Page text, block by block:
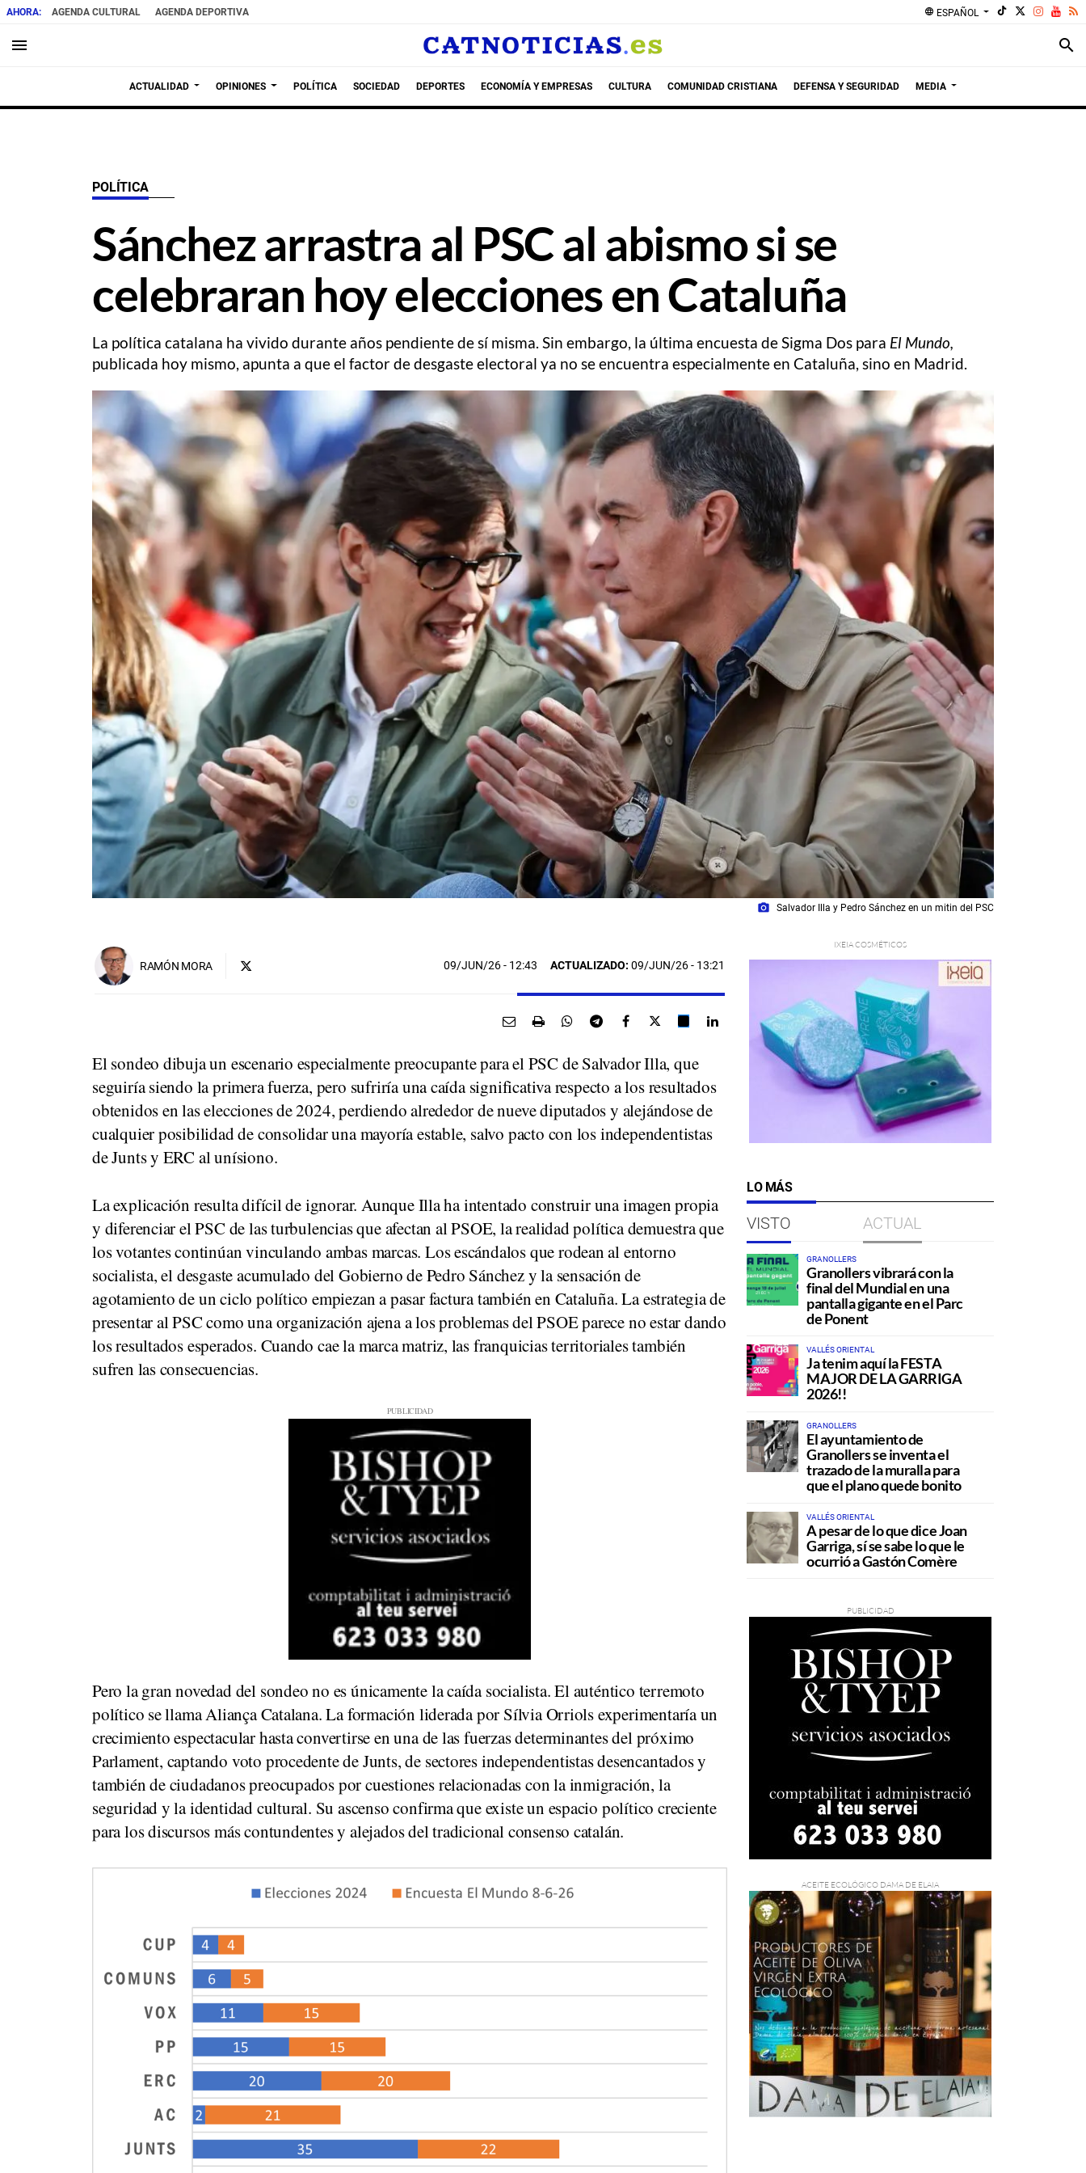
AGENDA CULTURAL AGENDA DEPORTIVA language ESPAÑOL
menu search
ACTUALIDAD OPINIONES POLÍTICA SOCIEDAD DEPORTES ECONOMÍA Y EMPRESAS CULTURA COMUNIDAD CRISTIANA DEFENSA Y SEGURIDAD MEDIA
POLÍTICA
Sánchez arrastra al PSC al abismo si se
celebraran hoy elecciones en Cataluña
La política catalana ha vivido durante años pendiente de sí misma. Sin embargo, la última encuesta de Sigma Dos para El Mundo,
publicada hoy mismo, apunta a que el factor de desgaste electoral ya no se encuentra especialmente en Cataluña, sino en Madrid.
photo_camera Salvador Illa y Pedro Sánchez en un mitin del PSC
RAMÓN MORA 09/JUN/26- 12:43 ACTUALIZADO: 09/JUN/26 - 13:21
El sondeo dibuja un escenario especialmente preocupante para el PSC de Salvador Illa, que
seguiría siendo la primera fuerza, pero sufriría una caída significativa respecto a los resultados
obtenidos en las elecciones de 2024, perdiendo alrededor de nueve diputados y alejándose de
cualquier posibilidad de consolidar una mayoría estable, salvo pacto con los independentistas
de Junts y ERC al unísiono.
La explicación resulta difícil de ignorar. Aunque Illa ha intentado construir una imagen propia
y diferenciar el PSC de las turbulencias que afectan al PSOE, la realidad política demuestra que
los votantes continúan vinculando ambas marcas. Los escándalos que rodean al entorno
socialista, el desgaste acumulado del Gobierno de Pedro Sánchez y la sensación de
agotamiento de un ciclo político empiezan a pasar factura también en Cataluña. La estrategia de
presentar al PSC como una organización ajena a los problemas del PSOE parece no estar dando
los resultados esperados. Cuando cae la marca matriz, las franquicias territoriales también
sufren las consecuencias.
Pero la gran novedad del sondeo no es únicamente la caída socialista. El auténtico terremoto
político se llama Aliança Catalana. La formación liderada por Sílvia Orriols experimentaría un
crecimiento espectacular hasta convertirse en una de las fuerzas determinantes del próximo
Parlament, captando voto procedente de Junts, de sectores independentistas desencantados y
también de ciudadanos preocupados por cuestiones relacionadas con la inmigración, la
seguridad y la identidad cultural. Su ascenso confirma que existe un espacio político creciente
para los discursos más contundentes y alejados del tradicional consenso catalán.
LO MÁS
VISTO ACTUAL
GRANOLLERS
Granollers vibrará con la
final del Mundial en una
pantalla gigante en el Parc
de Ponent
VALLÉS ORIENTAL
Ja tenim aquí la FESTA
MAJOR DE LA GARRIGA
2026!!
GRANOLLERS
El ayuntamiento de
Granollers se inventa el
trazado de la muralla para
que el plano quede bonito
VALLÉS ORIENTAL
A pesar de lo que dice Joan
Garriga, sí se sabe lo que le
ocurrió a Gastón Comère